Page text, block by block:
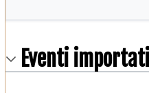
Eventi importati